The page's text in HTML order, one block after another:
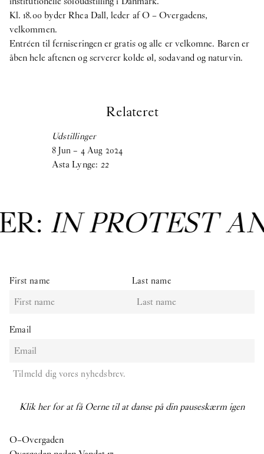
Kl. 18.00 byder Rhea Dall, leder af O – Overgadens,
velkommen.
Entréen til ferniseringen er gratis og alle er velkomne. Baren er
åben hele aftenen og serverer kolde øl, sodavand og naturvin.
Relateret
Udstillinger
8 Jun – 4 Aug 2024
Asta Lynge: 22
IN PROTEST
First name Last name
Email
Tilmeld dig vores nyhedsbrev.
Klik her for at få Oerne til at danse på din pauseskærm igen
O–Overgaden